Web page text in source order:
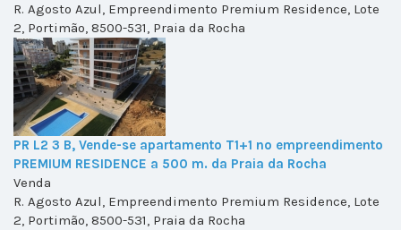
R. Agosto Azul, Empreendimento Premium Residence, Lote
2, Portimão, 8500-531, Praia da Rocha
PR L2 3 B, Vende-se apartamento T1+1 no empreendimento
PREMIUM RESIDENCE a 500 m. da Praia da Rocha
Venda
R. Agosto Azul, Empreendimento Premium Residence, Lote
2, Portimão, 8500-531, Praia da Rocha